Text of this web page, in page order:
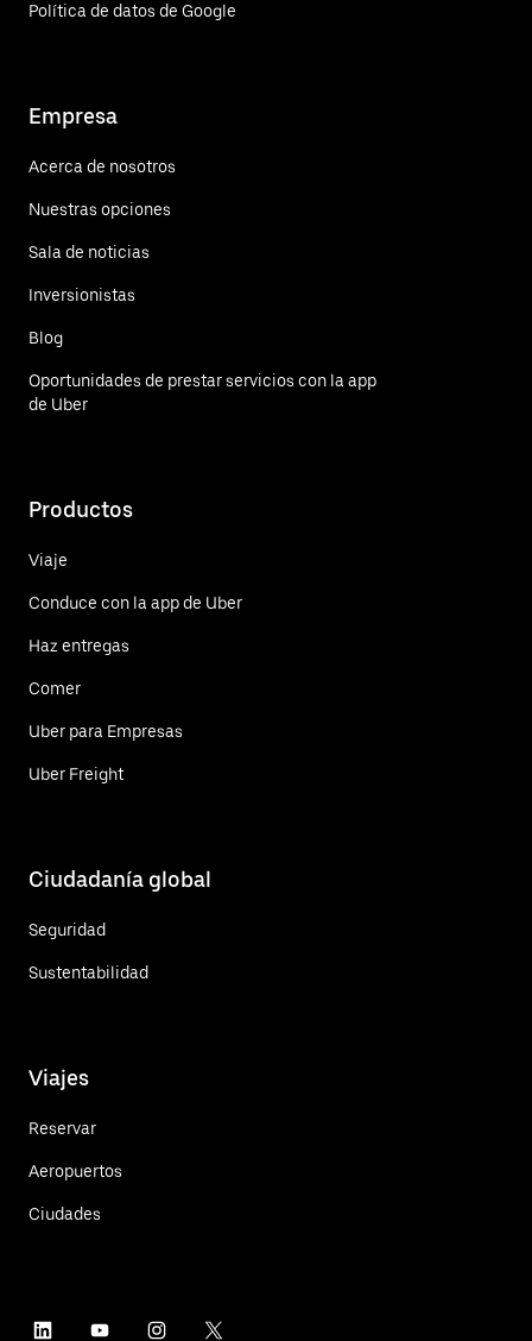
Política de datos de Google
Empresa
Acerca de nosotros
Nuestras opciones
Sala de noticias
Inversionistas
Blog
Oportunidades de prestar servicios con la app
de Uber
Productos
Viaje
Conduce con la app de Uber
Haz entregas
Comer
Uber para Empresas
Uber Freight
Ciudadanía global
Seguridad
Sustentabilidad
Viajes
Reservar
Aeropuertos
Ciudades